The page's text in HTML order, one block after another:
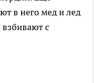
в него мед и лед
с